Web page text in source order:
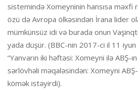
sistemində Xomeyninin hansısa məxfi
özü də Avropa ölkəsindən İrana lider
mümkünsüz idi və burada onun
yada düşür. (BBC-nin 2017-ci il 11 iyun
“Yanvarın iki həftəsi: Xomeyni ilə ABŞ-
sərlövhəli məqaləsindən: Xomeyni ABŞ-
kömək istəyirdi).